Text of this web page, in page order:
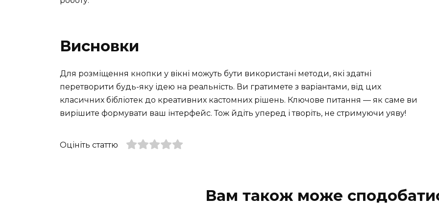
Висновки
Для розміщення кнопки у вікні можуть бути використані методи, які здатні
перетворити будь-яку ідею на реальність. Ви гратимете з варіантами, від цих
класичних бібліотек до креативних кастомних рішень. Ключове питання — як саме ви
вирішите формувати ваш інтерфейс. Тож йдіть уперед і творіть, не стримуючи уяву!
Оцініть статтю
Вам також може